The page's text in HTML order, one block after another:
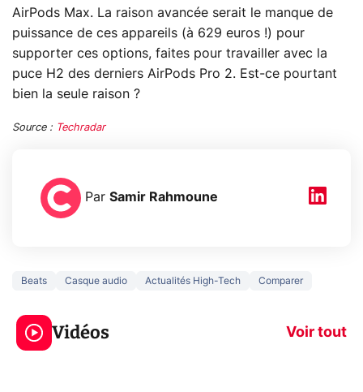
AirPods Max. La raison avancée serait le manque de
puissance de ces appareils (à 629 euros !) pour
supporter ces options, faites pour travailler avec la
puce H2 des derniers AirPods Pro 2. Est-ce pourtant
bien la seule raison ?
Source : Techradar
Par Samir Rahmoune
Beats Casque audio Actualités High-Tech Comparer
Vidéos Voir tout
3 écrans en 1 pour
319€ ? Voici L'AOC
CQ32G4ZA !
5
prochaine